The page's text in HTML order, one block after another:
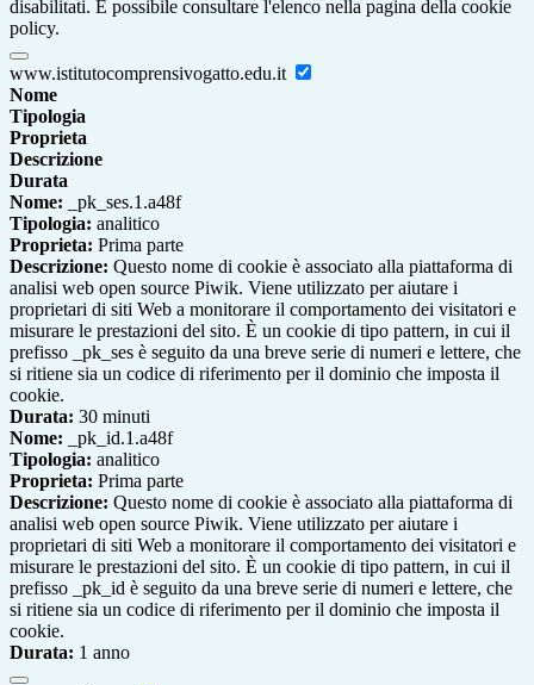
disabilitati. È possibile consultare l'elenco nella pagina della cookie
policy.
www.istitutocomprensivogatto.edu.it
Nome
Tipologia
Proprieta
Descrizione
Durata
Nome: _pk_ses.1.a48f
Tipologia: analitico
Proprieta: Prima parte
Descrizione: Questo nome di cookie è associato alla piattaforma di
analisi web open source Piwik. Viene utilizzato per aiutare i
proprietari di siti Web a monitorare il comportamento dei visitatori e
misurare le prestazioni del sito. È un cookie di tipo pattern, in cui il
prefisso _pk_ses è seguito da una breve serie di numeri e lettere, che
si ritiene sia un codice di riferimento per il dominio che imposta il
cookie.
Durata: 30 minuti
Nome: _pk_id.1.a48f
Tipologia: analitico
Proprieta: Prima parte
Descrizione: Questo nome di cookie è associato alla piattaforma di
analisi web open source Piwik. Viene utilizzato per aiutare i
proprietari di siti Web a monitorare il comportamento dei visitatori e
misurare le prestazioni del sito. È un cookie di tipo pattern, in cui il
prefisso _pk_id è seguito da una breve serie di numeri e lettere, che
si ritiene sia un codice di riferimento per il dominio che imposta il
cookie.
Durata: 1 anno